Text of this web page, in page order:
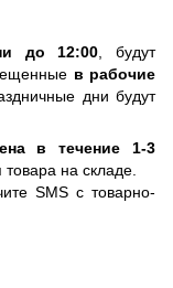
до 12:00 , будут
в рабочие
дни будут
​​в течение 1-3
товара на складе.
SMS с товарно-